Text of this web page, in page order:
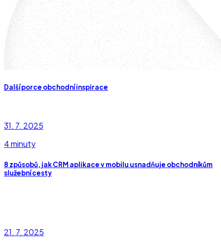
Další porce obchodní inspirace
31. 7. 2025
4 minuty
8 způsobů, jak CRM aplikace v mobilu usnadňuje obchodníkům
služební cesty
21. 7. 2025